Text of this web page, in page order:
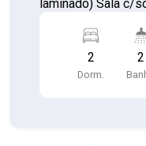
laminado) Sala c/
elétrico (piso
vidro (piso
lava e seca (piso
2
Dorm.
2